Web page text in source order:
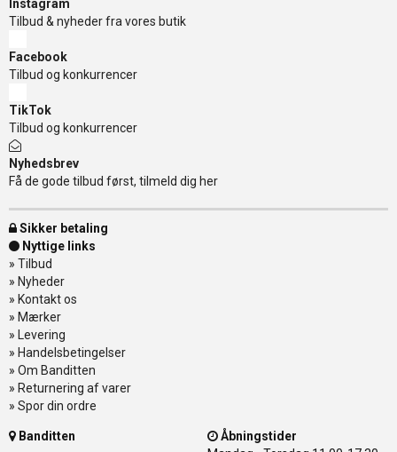
Instagram
Tilbud & nyheder fra vores butik
Facebook
Tilbud og konkurrencer
TikTok
Tilbud og konkurrencer
Nyhedsbrev
Få de gode tilbud først, tilmeld dig her
Sikker betaling
Nyttige links
» Tilbud
» Nyheder
» Kontakt os
» Mærker
» Levering
» Handelsbetingelser
» Om Banditten
» Returnering af varer
» Spor din ordre
Banditten
Åbningstider